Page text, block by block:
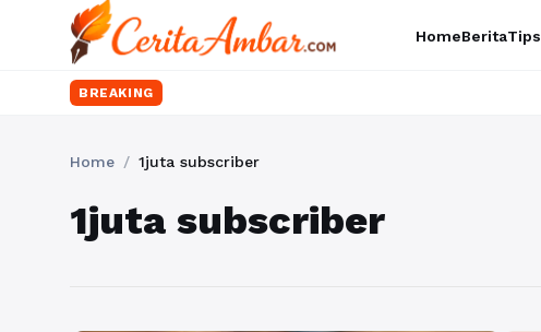
HomeBeritaTips
BREAKING
Home / 1juta subscriber
1juta subscriber